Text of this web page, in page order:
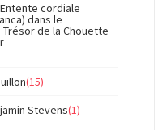
cordiale
dans le
de la Chouette
(15)
Stevens(1)